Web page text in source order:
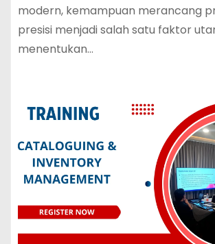
modern, kemampuan merancang
presisi menjadi salah satu faktor
menentukan…